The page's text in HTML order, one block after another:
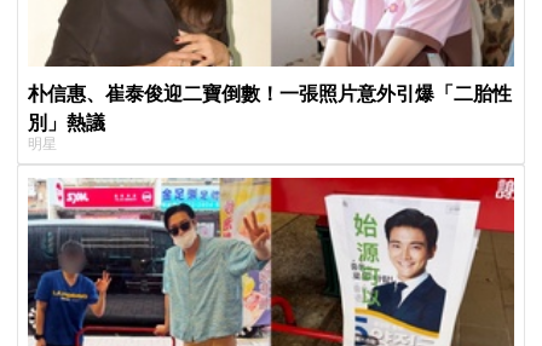
朴信惠、崔泰俊迎二寶倒數！一張照片意外引爆「二胎性
別」熱議
明星